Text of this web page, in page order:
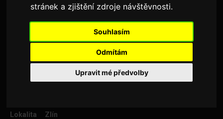
stránek a zjištění zdroje návštěvnosti.
Souhlasím
Odmítám
Upravit mé předvolby
brucoun50
Jsem jaký jsem a to musíš poznat sám, pokud
Lokalita
Zlín